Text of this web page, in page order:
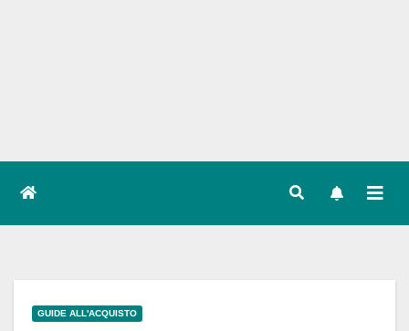
GUIDE ALL'ACQUISTO